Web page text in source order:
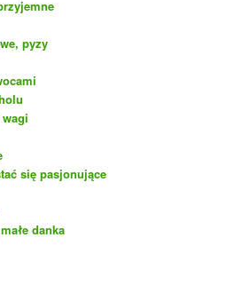
pyzy
się pasjonujące
danka